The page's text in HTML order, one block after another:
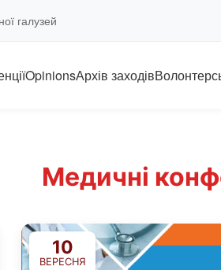
галузей
OpinionsАрхів заходів
Медичні
10
ВЕРЕСНЯ